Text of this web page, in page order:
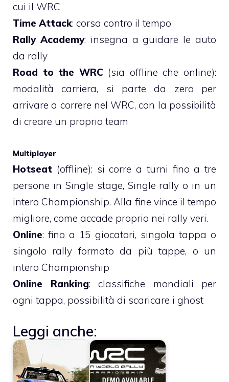
cui il WRC
Time Attack: corsa contro il tempo
Rally Academy: insegna a guidare le auto
da rally
Road to the WRC (sia offline che online):
modalità carriera, si parte da zero per
arrivare a correre nel WRC, con la possibilità
di creare un proprio team
Multiplayer
Hotseat (offline): si corre a turni fino a tre
persone in Single stage, Single rally o in un
intero Championship. Alla fine vince il tempo
migliore, come accade proprio nei rally veri.
Online: fino a 15 giocatori, singola tappa o
singolo rally formato da più tappe, o un
intero Championship
Online Ranking: classifiche mondiali per
ogni tappa, possibilità di scaricare i ghost
Leggi anche: